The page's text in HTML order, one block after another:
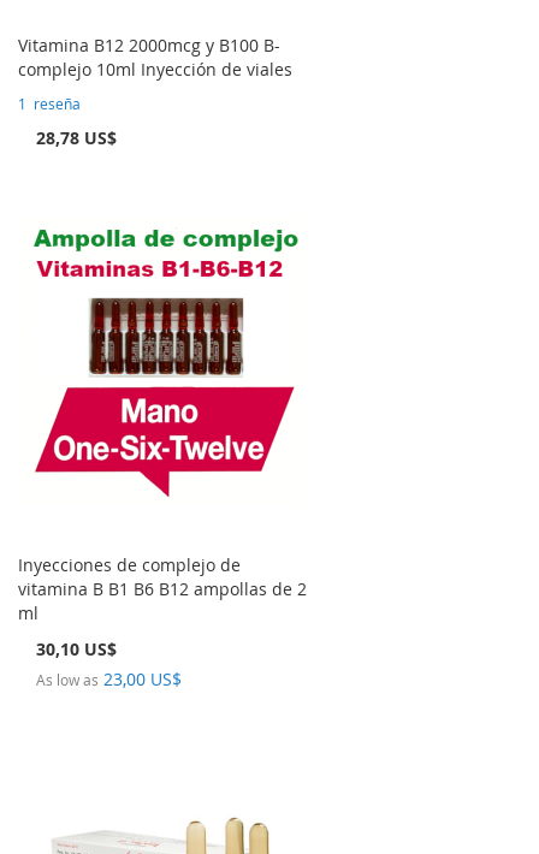
Vitamina B12 2000mcg y B100 B-
complejo 10ml Inyección de viales
1 reseña
28,78 US$
Inyecciones de complejo de
vitamina B B1 B6 B12 ampollas de 2
ml
30,10 US$
As low as 23,00 US$